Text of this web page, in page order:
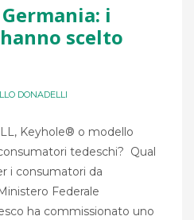
i
scelto
DONADELLI
Keyhole® o modello
tedeschi? Qual
i consumatori da
Federale
ha commissionato uno